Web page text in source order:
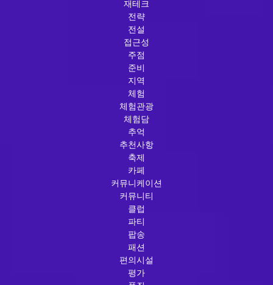
재테크
전략
전설
접근성
주점
준비
지역
체험
체험관광
체험담
추억
추천사항
축제
카페
커뮤니케이션
커뮤니티
클럽
파티
팝송
패션
편의시설
평가